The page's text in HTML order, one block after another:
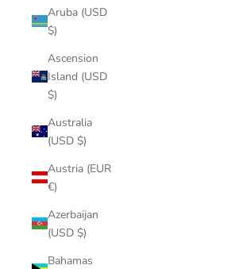
Aruba (USD
$)
Ascension
Island (USD
$)
Australia
(USD $)
Austria (EUR
€)
Azerbaijan
(USD $)
Bahamas